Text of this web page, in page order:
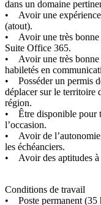
dans un domaine
• Avoir une expérience
(atout).
• Avoir une très bonne
Suite Office 365.
• Avoir une très bonne
habiletés en
• Posséder un permis
déplacer sur le territoire
région.
• Être disponible pour
l’occasion.
• Avoir de l’autonomie,
les échéanciers.
• Avoir des aptitudes à
Conditions de travail
• Poste permanent (35